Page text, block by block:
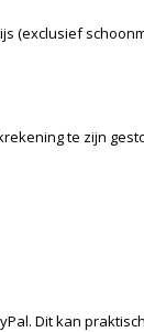
(exclusief
te zijn
Dit kan